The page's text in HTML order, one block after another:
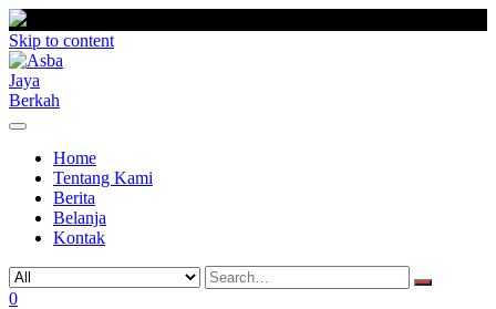
Skip to content
Home
Tentang Kami
Berita
Belanja
Kontak
0